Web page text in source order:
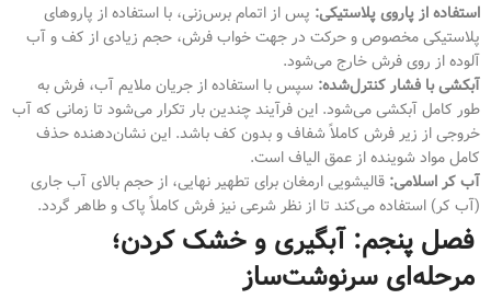
استفاده از پاروی پلاستیکی: پس از اتمام برس‌زنی، با استفاده از پاروهای
پلاستیکی مخصوص و حرکت در جهت خواب فرش، حجم زیادی از کف و آب
آلوده از روی فرش خارج می‌شود.
آبکشی با فشار کنترل‌شده: سپس با استفاده از جریان ملایم آب، فرش به
طور کامل آبکشی می‌شود. این فرآیند چندین بار تکرار می‌شود تا زمانی که آب
خروجی از زیر فرش کاملاً شفاف و بدون کف باشد. این نشان‌دهنده حذف
کامل مواد شوینده از عمق الیاف است.
آب کر اسلامی: قالیشویی ارمغان برای تطهیر نهایی، از حجم بالای آب جاری
(آب کر) استفاده می‌کند تا از نظر شرعی نیز فرش کاملاً پاک و طاهر گردد.
فصل پنجم: آبگیری و خشک کردن؛
مرحله‌ای سرنوشت‌ساز